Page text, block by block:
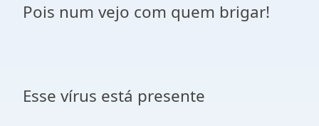
Pois num vejo com quem brigar!
Esse vírus está presente